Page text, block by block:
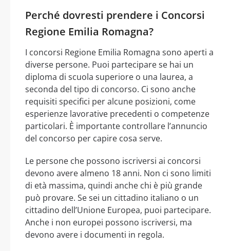
Perché dovresti prendere i Concorsi
Regione Emilia Romagna?
I concorsi Regione Emilia Romagna sono aperti a
diverse persone. Puoi partecipare se hai un
diploma di scuola superiore o una laurea, a
seconda del tipo di concorso. Ci sono anche
requisiti specifici per alcune posizioni, come
esperienze lavorative precedenti o competenze
particolari. È importante controllare l’annuncio
del concorso per capire cosa serve.
Le persone che possono iscriversi ai concorsi
devono avere almeno 18 anni. Non ci sono limiti
di età massima, quindi anche chi è più grande
può provare. Se sei un cittadino italiano o un
cittadino dell’Unione Europea, puoi partecipare.
Anche i non europei possono iscriversi, ma
devono avere i documenti in regola.